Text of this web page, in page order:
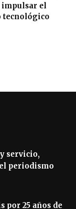
el
tecnológico
servicio,
periodismo
por 25 años de